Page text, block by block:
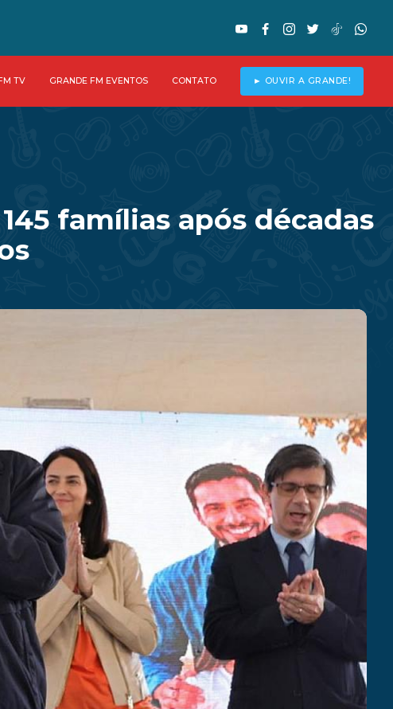
TV GRANDE FM EVENTOS CONTATO ► OUVIR A GRANDE!
famílias após décadas